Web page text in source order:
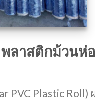
ลาสติกม้วนห่
PVC Plastic